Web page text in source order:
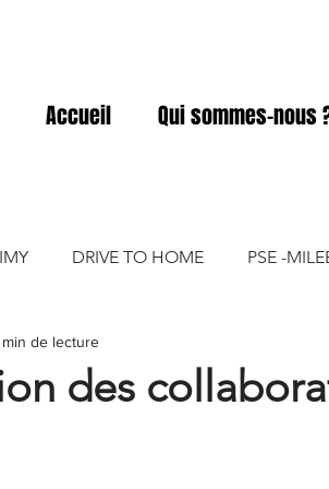
Accueil Qui sommes-nous
DRIVE TO HOME PSE -
SASD ELIVIA
des
min de lecture